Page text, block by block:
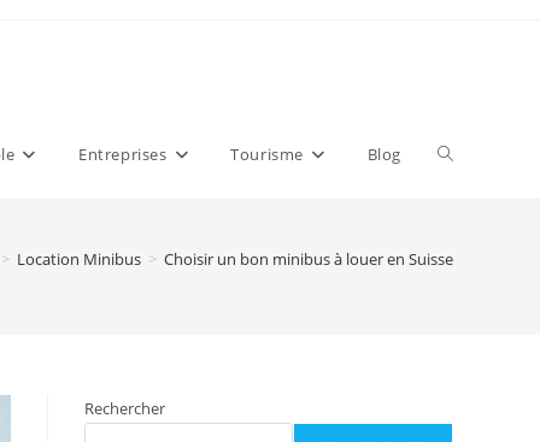
Entreprises Tourisme Blog Toggle
> Location Minibus > Choisir un bon minibus à louer en Suisse
Rechercher